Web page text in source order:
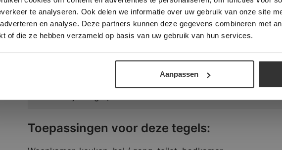
te analyseren. Ook delen we informatie over uw gebruik van onze site
en analyse. Deze partners kunnen deze gegevens combineren met
of die ze hebben verzameld op basis van uw gebruik van hun services.
Aanpassen
belang dat de tegels dan op de juiste manier verwerkt worden.
geven wij u graag advies.
Formaten:
Banen vrije lengte, 40 en 50 cm breed. Dikte 19 mm
Toepassingen voor deze tegels:
ALLES ACCEPTEREN ALLES AFWIJZEN